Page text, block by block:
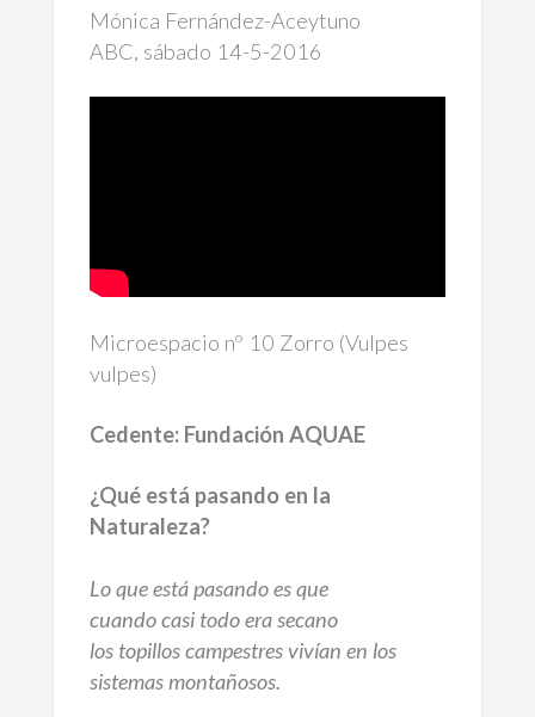
Mónica Fernández-Aceytuno
ABC, sábado 14-5-2016
Microespacio nº 10 Zorro (Vulpes
vulpes)
Cedente: Fundación AQUAE
¿Qué está pasando en la
Naturaleza?
Lo que está pasando es que
cuando casi todo era secano
los topillos campestres vivían en los
sistemas montañosos.